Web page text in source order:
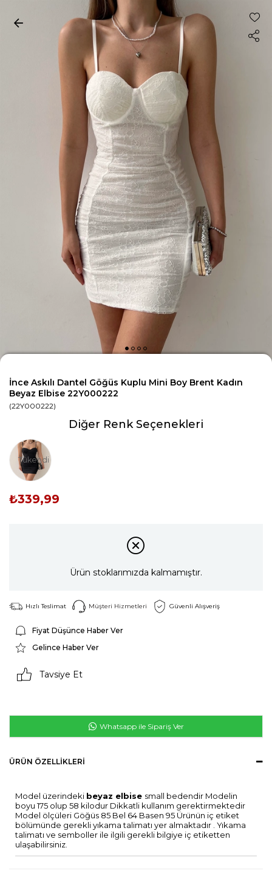
İnce Askılı Dantel Göğüs Kuplu Mini Boy Brent Kadın
Beyaz Elbise 22Y000222
(22Y000222)
Diğer Renk Seçenekleri
Tükendi
₺339,99
Ürün stoklarımızda kalmamıştır.
Hızlı Teslimat Müşteri Hizmetleri Güvenli Alışveriş
Fiyat Düşünce Haber Ver
Gelince Haber Ver
Tavsiye Et
Whatsapp ile Sipariş Ver
ÜRÜN ÖZELLIKLERI
Model üzerindeki beyaz elbise small bedendir Modelin
boyu 175 olup 58 kilodur Dikkatli kullanım gerektirmektedir
Model ölçüleri Göğüs 85 Bel 64 Basen 95 Ürünün iç etiket
bölümünde gerekli yıkama talimatı yer almaktadır . Yıkama
talimatı ve semboller ile ilgili gerekli bilgiye iç etiketten
ulaşabilirsiniz.